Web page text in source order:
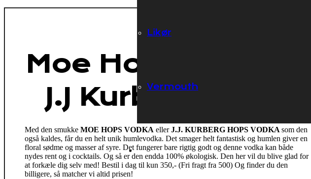
Likør
Vermouth
Moe Hops Vodka /
J.J Kurberg Hops
Med den smukke MOE HOPS VODKA ellerJ.J. KURBERG HOPS VODKA som den
også kaldes, får du en helt unik humlevodka. Det smager helt fantastisk og humlen giver en
floral sødme og masser af syre. Det fungerer bare rigtig godt og denne vodka kan både
nydes rent og i cocktails. Og så er den endda 100% økologisk. Den her vil du blive glad for
at forkæle dig selv med! Bestil i dag til kun 350,- (Fri fragt fra 500) Og finder du den
billigere, så matcher vi altid prisen!